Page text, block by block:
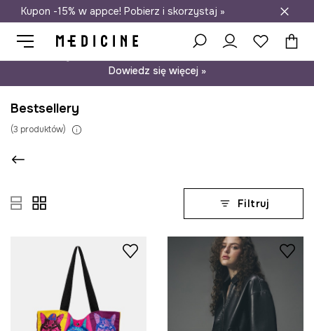
Darmowa dostawa do salonów
Kupon -15% w appce! Pobierz i skorzystaj »
Dowiedz się więcej »
Bestsellery
(3 produktów)
Filtruj